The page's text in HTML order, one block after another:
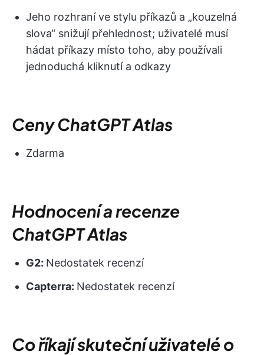
Jeho rozhraní ve stylu příkazů a „kouzelná
slova“ snižují přehlednost; uživatelé musí
hádat příkazy místo toho, aby používali
jednoduchá kliknutí a odkazy
Ceny ChatGPT Atlas
Zdarma
Hodnocení a recenze
ChatGPT Atlas
G2: Nedostatek recenzí
Capterra: Nedostatek recenzí
Co říkají skuteční uživatelé o